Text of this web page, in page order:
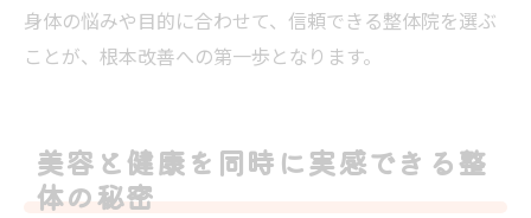
身体の悩みや目的に合わせて、信頼できる整体院を選ぶ
ことが、根本改善への第一歩となります。
美容と健康を同時に実感できる整
体の秘密